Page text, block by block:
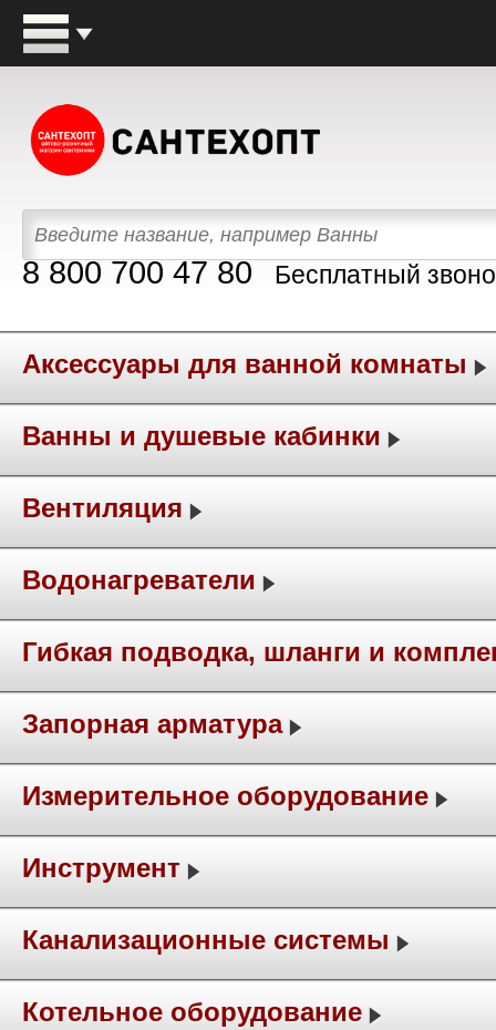
8 800 700 47 80 Бесплатный
Аксессуары для ванной комнаты
Ванны и душевые кабинки
Вентиляция
Водонагреватели
Гибкая подводка, шланги и
Запорная арматура
Измерительное оборудование
Инструмент
Канализационные системы
Котельное оборудование